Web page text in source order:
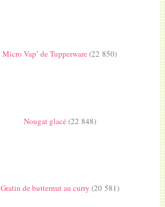
Micro Vap’ de Tupperware(22 850)
Nougat glacé(22 848)
Gratin de butternut au curry (20 581)